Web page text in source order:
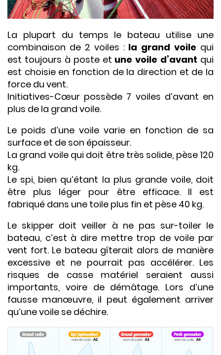
La plupart du temps le bateau utilise une
combinaison de 2 voiles : la grand voile qui
est toujours à poste et une voile d’avant qui
est choisie en fonction de la direction et de la
force du vent.
Initiatives-Cœur possède 7 voiles d’avant en
plus de la grand voile.
Le poids d’une voile varie en fonction de sa
surface et de son épaisseur.
La grand voile qui doit être très solide, pèse 120
kg.
Le spi, bien qu’étant la plus grande voile, doit
être plus léger pour être efficace. Il est
fabriqué dans une toile plus fin et pèse 40 kg.
Le skipper doit veiller à ne pas sur-toiler le
bateau, c’est à dire mettre trop de voile par
vent fort. Le bateau gîterait alors de manière
excessive et ne pourrait pas accélérer. Les
risques de casse matériel seraient aussi
importants, voire de démâtage. Lors d’une
fausse manœuvre, il peut également arriver
qu’une voile se déchire.